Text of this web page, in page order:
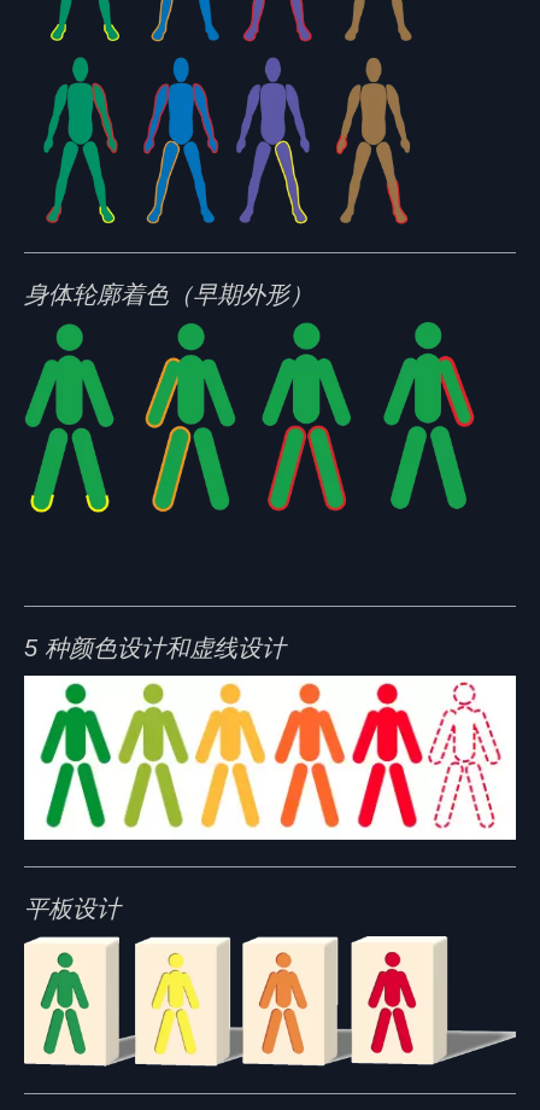
身体轮廓着色（早期外形）
5 种颜色设计和虚线设计
平板设计